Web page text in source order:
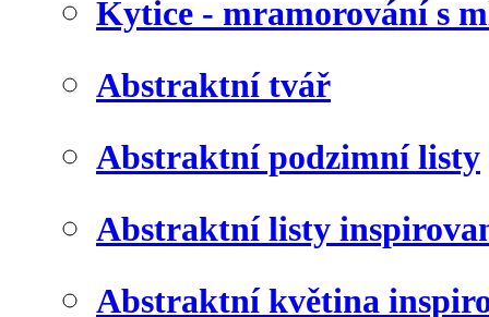
Kytice - mramorování s
Abstraktní tvář
Abstraktní podzimní listy
Abstraktní listy
Abstraktní květina